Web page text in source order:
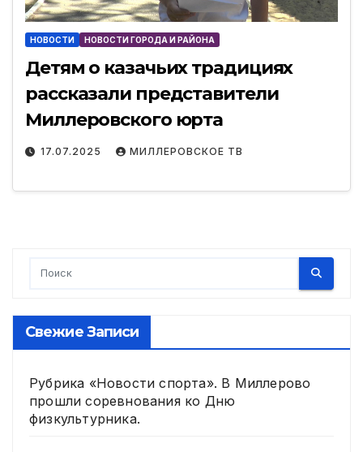
НОВОСТИ НОВОСТИ ГОРОДА И РАЙОНА
Детям о казачьих традициях
рассказали представители
Миллеровского юрта
17.07.2025 МИЛЛЕРОВСКОЕ ТВ
Свежие Записи
Рубрика «Новости спорта». В Миллерово
прошли соревнования ко Дню
физкультурника.